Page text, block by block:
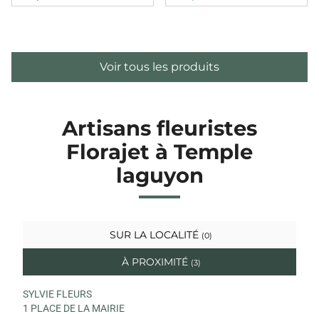
Voir tous les produits
Artisans fleuristes
Florajet à Temple
laguyon
SUR LA LOCALITÉ (0)
À PROXIMITÉ (3)
SYLVIE FLEURS
1 PLACE DE LA MAIRIE